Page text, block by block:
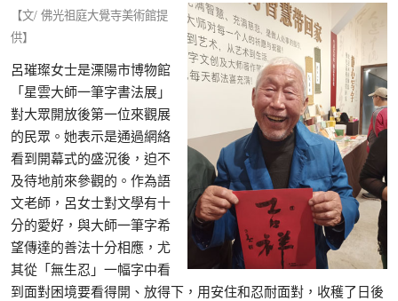
【文/ 佛光祖庭大覺寺美術館提
供】
呂璀璨女士是溧陽市博物館
「星雲大師一筆字書法展」
對大眾開放後第一位來觀展
的民眾。她表示是通過網絡
看到開幕式的盛況後，迫不
及待地前來參觀的。作為語
文老師，呂女士對文學有十
分的愛好，與大師一筆字希
望傳達的善法十分相應，尤
其從「無生忍」一幅字中看
到面對困境要看得開、放得下，用安住和忍耐面對，收穫了日後